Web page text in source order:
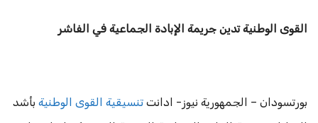
القوى الوطنية تدين جريمة الإبادة الجماعية في الفاشر
بورتسودان – الجمهورية نيوز- ادانت تنسيقية القوى الوطنية بأشد